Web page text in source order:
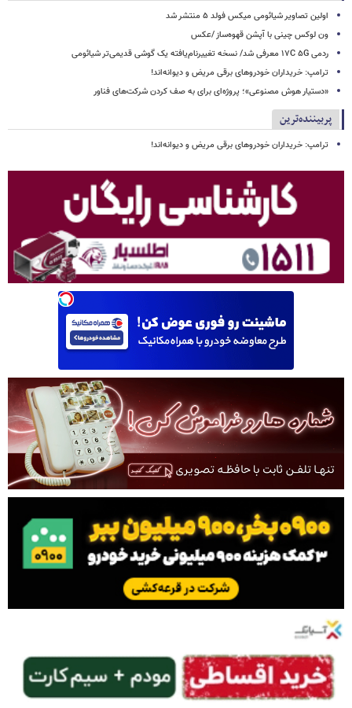
اولین تصاویر شیائومی میکس فولد ۵ منتشر شد
ون لوکس چینی با آپشن قهوه‌ساز /عکس
ردمی ۱۷C ۵G معرفی شد/ نسخه تغییرنام‌یافته یک گوشی قدیمی‌تر شیائومی
ترامپ: خریداران خودروهای برقی مریض و دیوانه‌اند!
«دستیار هوش مصنوعی»؛ پروژه‌ای برای به صف کردن شرکت‌های فناور
پربیننده‌ترین
ترامپ: خریداران خودروهای برقی مریض و دیوانه‌اند!